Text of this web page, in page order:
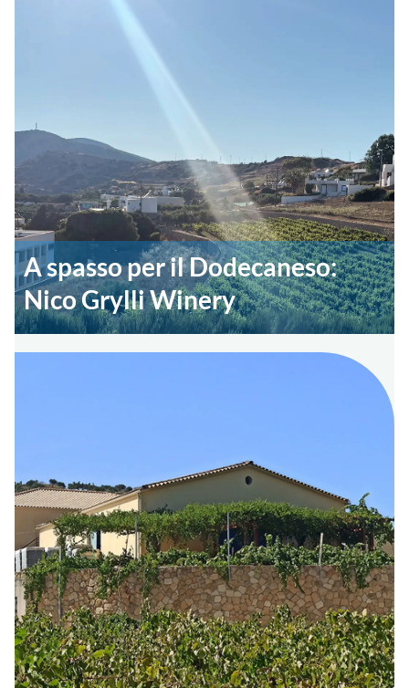
A spasso per il Dodecaneso:
Nico Grylli Winery